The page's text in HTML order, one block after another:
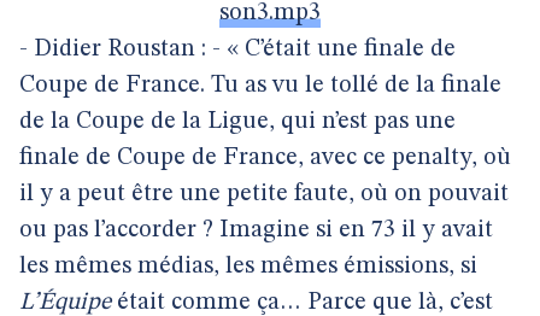
son3.mp3
- Didier Roustan : - « C’était une finale de
Coupe de France. Tu as vu le tollé de la finale
de la Coupe de la Ligue, qui n’est pas une
finale de Coupe de France, avec ce penalty, où
il y a peut être une petite faute, où on pouvait
ou pas l’accorder ? Imagine si en 73 il y avait
les mêmes médias, les mêmes émissions, si
L’Équipeétait comme ça… Parce que là, c’est